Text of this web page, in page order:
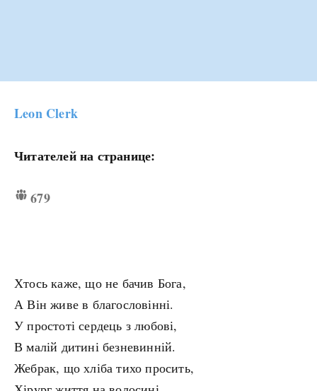
Leon Clerk
Читателей на странице:
679
Хтось каже, що не бачив Бога,
А Він живе в благословінні.
У простоті сердець з любові,
В малій дитині безневинній.
Жебрак, що хліба тихо просить,